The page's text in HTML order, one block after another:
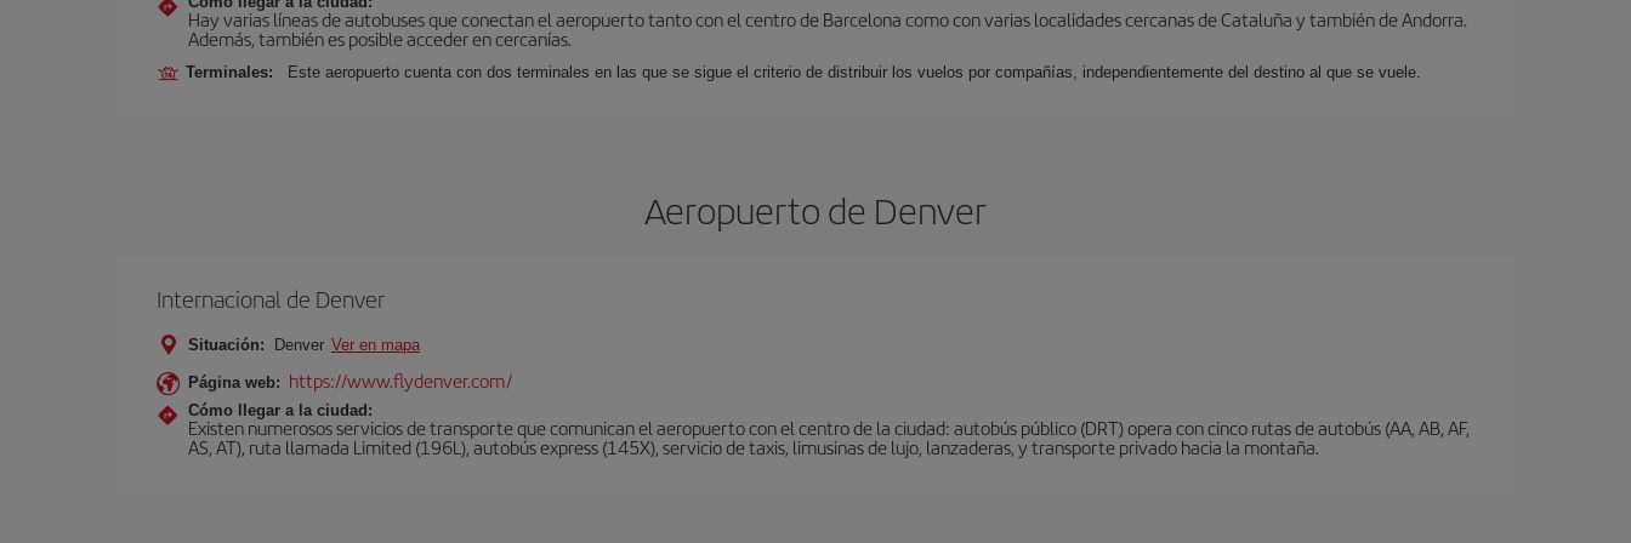
Hay varias líneas de autobuses que conectan el aeropuerto tanto con el centro de Barcelona como con varias localidades cercanas de Cataluña y también de Andorra.
Además, también es posible acceder en cercanías.
Terminales: Este aeropuerto cuenta con dos terminales en las que se sigue el criterio de distribuir los vuelos por compañías, independientemente del destino al que se vuele.
Aeropuerto de Denver
Internacional de Denver
Situación: Denver Ver en mapa
Página web: https://www.flydenver.com/
Cómo llegar a la ciudad:
Existen numerosos servicios de transporte que comunican el aeropuerto con el centro de la ciudad: autobús público (DRT) opera con cinco rutas de autobús (AA, AB, AF,
AS, AT), ruta llamada Limited (196L), autobús express (145X), servicio de taxis, limusinas de lujo, lanzaderas, y transporte privado hacia la montaña.